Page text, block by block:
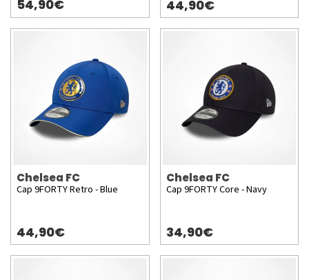
54,90€ 44,90€
Chelsea FC
Cap 9FORTY Retro - Blue
44,90€
Chelsea FC
Cap 9FORTY Core - Navy
34,90€